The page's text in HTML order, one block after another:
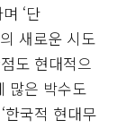
‘단
의 새로운 시도
도 현대적으
많은 박수도
한국적 현대무